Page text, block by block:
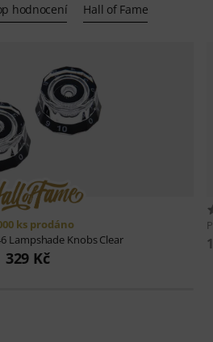
hodnocení Hall of Fame
ks prodáno
Lampshade Knobs Clear
329 Kč